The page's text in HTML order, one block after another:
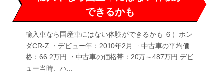
できるかも
輸入車なら国産車にはない体験ができるかも ６）ホン
ダCR-Z ・デビュー年：2010年2月 ・中古車の平均価
格：66.2万円 ・中古車の価格帯：20万～487万円 デビ
ュー当時、ハ...